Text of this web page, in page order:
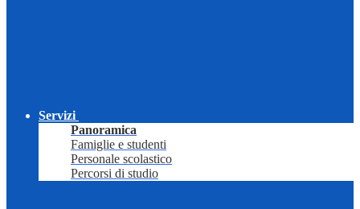
Servizi
Panoramica
Famiglie e studenti
Personale scolastico
Percorsi di studio